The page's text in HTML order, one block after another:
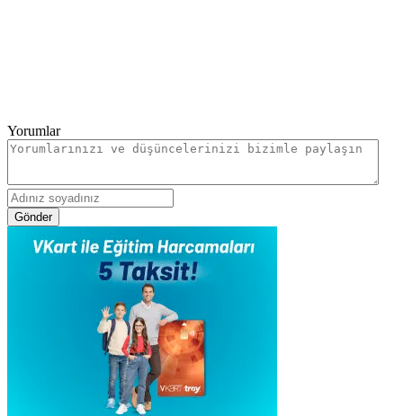
Yorumlar
Gönder